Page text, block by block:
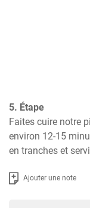
5. Étape
Faites cuire notre
environ 12-15
en tranches et
Ajouter une note